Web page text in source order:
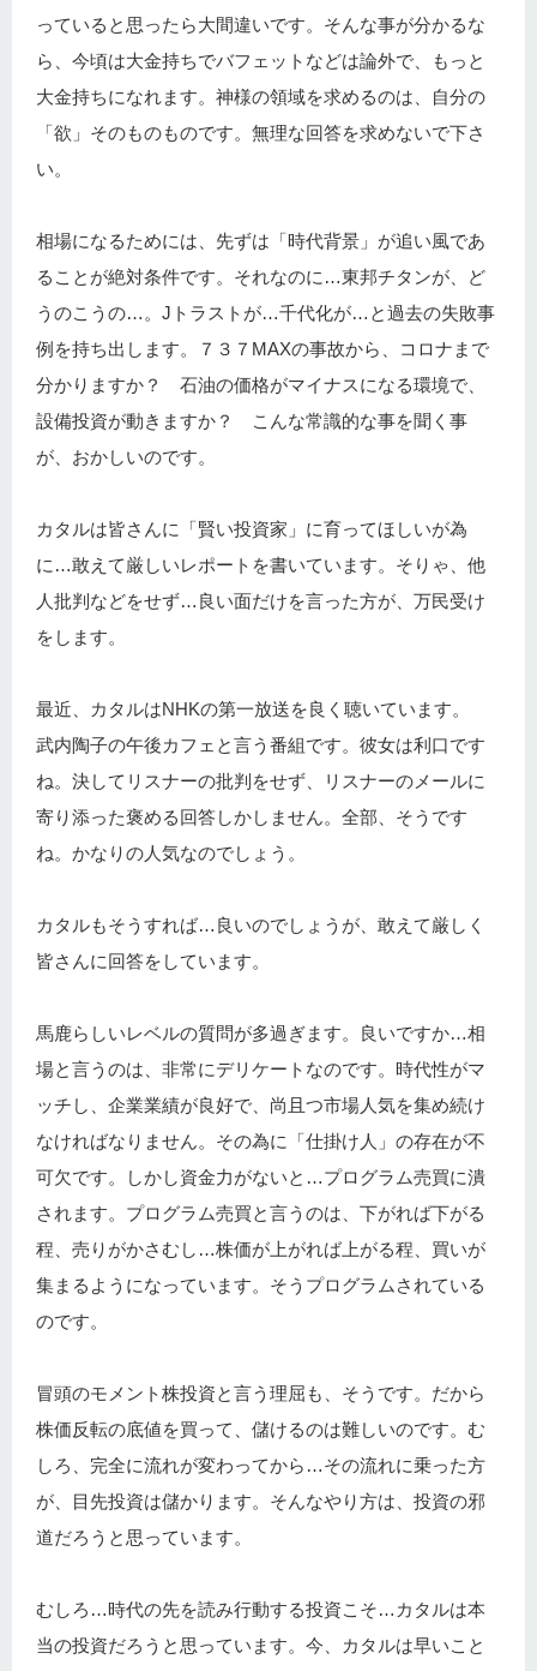
っていると思ったら大間違いです。そんな事が分かるな
ら、今頃は大金持ちでバフェットなどは論外で、もっと
大金持ちになれます。神様の領域を求めるのは、自分の
「欲」そのものものです。無理な回答を求めないで下さ
い。
相場になるためには、先ずは「時代背景」が追い風であ
ることが絶対条件です。それなのに…東邦チタンが、ど
うのこうの…。Jトラストが…千代化が…と過去の失敗事
例を持ち出します。７３７MAXの事故から、コロナまで
分かりますか？ 石油の価格がマイナスになる環境で、
設備投資が動きますか？ こんな常識的な事を聞く事
が、おかしいのです。
カタルは皆さんに「賢い投資家」に育ってほしいが為
に…敢えて厳しいレポートを書いています。そりゃ、他
人批判などをせず…良い面だけを言った方が、万民受け
をします。
最近、カタルはNHKの第一放送を良く聴いています。
武内陶子の午後カフェと言う番組です。彼女は利口です
ね。決してリスナーの批判をせず、リスナーのメールに
寄り添った褒める回答しかしません。全部、そうです
ね。かなりの人気なのでしょう。
カタルもそうすれば…良いのでしょうが、敢えて厳しく
皆さんに回答をしています。
馬鹿らしいレベルの質問が多過ぎます。良いですか…相
場と言うのは、非常にデリケートなのです。時代性がマ
ッチし、企業業績が良好で、尚且つ市場人気を集め続け
なければなりません。その為に「仕掛け人」の存在が不
可欠です。しかし資金力がないと…プログラム売買に潰
されます。プログラム売買と言うのは、下がれば下がる
程、売りがかさむし…株価が上がれば上がる程、買いが
集まるようになっています。そうプログラムされている
のです。
冒頭のモメント株投資と言う理屈も、そうです。だから
株価反転の底値を買って、儲けるのは難しいのです。む
しろ、完全に流れが変わってから…その流れに乗った方
が、目先投資は儲かります。そんなやり方は、投資の邪
道だろうと思っています。
むしろ…時代の先を読み行動する投資こそ…カタルは本
当の投資だろうと思っています。今、カタルは早いこと